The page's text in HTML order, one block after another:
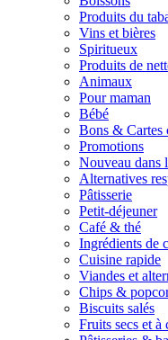
Produits du
Vins et bières
Spiritueux
Produits de
Animaux
Pour maman
Bébé
Bons & Cartes
Promotions
Nouveau dans
Alternatives
Pâtisserie
Petit-déjeuner
Café & thé
Ingrédients de
Cuisine rapide
Viandes et
Chips &
Biscuits salés
Fruits secs et à